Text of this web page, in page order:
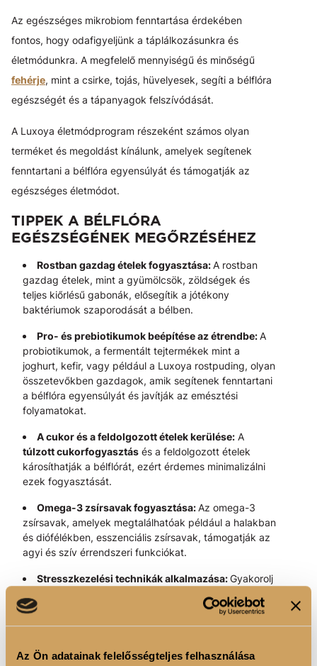
Az Ön adatainak felelősségteljes felhasználása
Az egészséges mikrobiom fenntartása érdekében
fontos, hogy odafigyeljünk a táplálkozásunkra és
életmódunkra. A megfelelő mennyiségű és minőségű
fehérje, mint a csirke, tojás, hüvelyesek, segíti a bélflóra
egészségét és a tápanyagok felszívódását.
A Luxoya életmódprogram részeként számos olyan
terméket és megoldást kínálunk, amelyek segítenek
fenntartani a bélflóra egyensúlyát és támogatják az
egészséges életmódot.
TIPPEK A BÉLFLÓRA
EGÉSZSÉGÉNEK MEGŐRZÉSÉHEZ
Rostban gazdag ételek fogyasztása: A rostban
gazdag ételek, mint a gyümölcsök, zöldségek és
teljes kiőrlésű gabonák, elősegítik a jótékony
baktériumok szaporodását a bélben.
Pro- és prebiotikumok beépítése az étrendbe: A
probiotikumok, a fermentált tejtermékek mint a
joghurt, kefir, vagy például a Luxoya rostpuding, olyan
összetevőkben gazdagok, amik segítenek fenntartani
a bélflóra egyensúlyát és javítják az emésztési
folyamatokat.
A cukor és a feldolgozott ételek kerülése: A
túlzott cukorfogyasztás és a feldolgozott ételek
károsíthatják a bélflórát, ezért érdemes minimalizálni
ezek fogyasztását.
Omega-3 zsírsavak fogyasztása: Az omega-3
zsírsavak, amelyek megtalálhatóak például a halakban
és diófélékben, esszenciális zsírsavak, támogatják az
agyi és szív érrendszeri funkciókat.
Stresszkezelési technikák alkalmazása:Gyakorolj
jóga vagy mély légzés. Ezek segítenek csökkenteni a
stressz negatív hatásait az emésztésre és a